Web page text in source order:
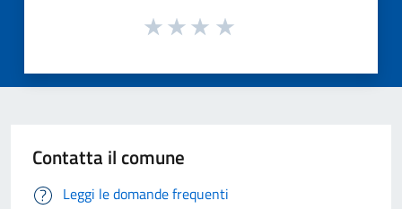
Contatta il comune
Leggi le domande frequenti